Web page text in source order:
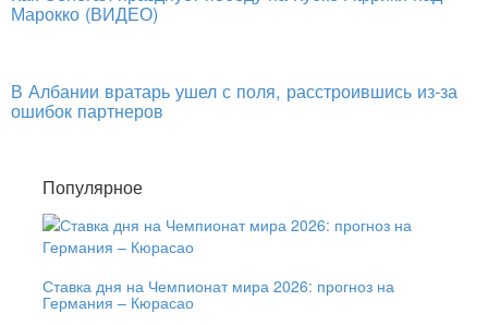
Марокко (ВИДЕО)
В Албании вратарь ушел с поля, расстроившись из-за
ошибок партнеров
Популярное
Ставка дня на Чемпионат мира 2026: прогноз на
Германия – Кюрасао